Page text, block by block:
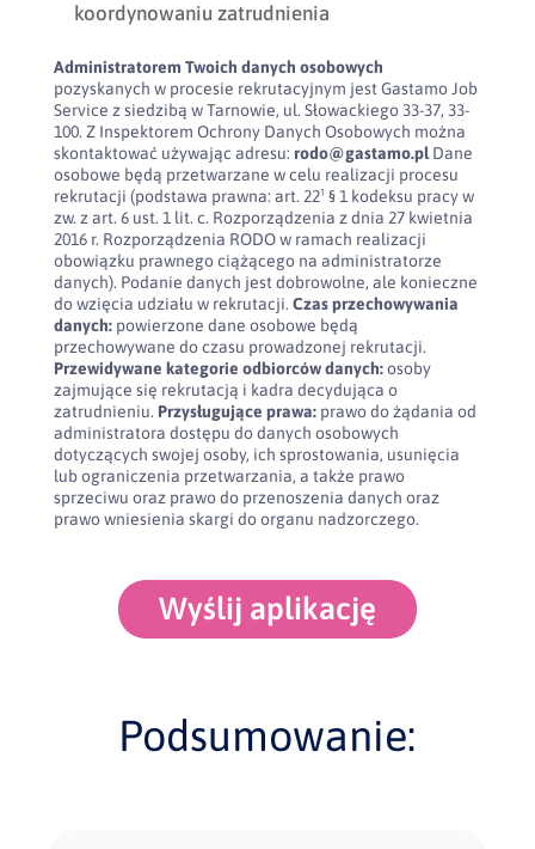
koordynowaniu zatrudnienia
Administratorem Twoich danych osobowych
pozyskanych w procesie rekrutacyjnym jest Gastamo Job
Service z siedzibą w Tarnowie, ul. Słowackiego 33-37, 33-
100. Z Inspektorem Ochrony Danych Osobowych można
skontaktować używając adresu: rodo@gastamo.plDane
osobowe będą przetwarzane w celu realizacji procesu
rekrutacji (podstawa prawna: art. 22¹ § 1 kodeksu pracy w
zw. z art. 6 ust. 1 lit. c. Rozporządzenia z dnia 27 kwietnia
2016 r. Rozporządzenia RODO w ramach realizacji
obowiązku prawnego ciążącego na administratorze
danych). Podanie danych jest dobrowolne, ale konieczne
do wzięcia udziału w rekrutacji. Czas przechowywania
danych:powierzone dane osobowe będą
przechowywane do czasu prowadzonej rekrutacji.
Przewidywane kategorie odbiorców danych:osoby
zajmujące się rekrutacją i kadra decydująca o
zatrudnieniu. Przysługujące prawa:prawo do żądania od
administratora dostępu do danych osobowych
dotyczących swojej osoby, ich sprostowania, usunięcia
lub ograniczenia przetwarzania, a także prawo
sprzeciwu oraz prawo do przenoszenia danych oraz
prawo wniesienia skargi do organu nadzorczego.
Wyślij aplikację
Podsumowanie: